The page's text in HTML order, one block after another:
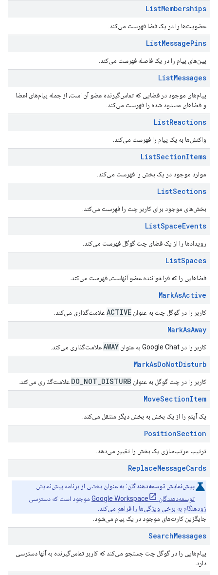
ListMemberships
عضویت‌ها را در یک فضا فهرست می‌کند.
ListMessagePins
پین‌های پیام را در یک فاصله فهرست می‌کند.
ListMessages
پیام‌های موجود در فضایی که تماس‌گیرنده عضو آن است، از جمله پیام‌های اعضا
و فضاهای مسدود شده را فهرست می‌کند.
ListReactions
واکنش‌ها به یک پیام را فهرست می‌کند.
ListSectionItems
موارد موجود در یک بخش را فهرست می‌کند.
ListSections
بخش‌های موجود برای کاربر چت را فهرست می‌کند.
ListSpaceEvents
رویدادها را از یک فضای چت گوگل فهرست می‌کند.
ListSpaces
فضاهایی را که فراخواننده عضو آنهاست، فهرست می‌کند.
MarkAsActive
کاربر را در گوگل چت به عنوان ACTIVEعلامت‌گذاری می‌کند.
MarkAsAway
کاربر را در Google Chat به عنوان AWAYعلامت‌گذاری می‌کند.
MarkAsDoNotDisturb
کاربر را در چت گوگل به عنوان DO NOT DISTURB علامت‌گذاری می‌کند.
MoveSectionItem
یک آیتم را از یک بخش به بخش دیگر منتقل می‌کند.
PositionSection
ترتیب مرتب‌سازی یک بخش را تغییر می‌دهد.
ReplaceMessageCards
پیش‌نمایش توسعه‌دهندگان: به عنوان بخشی از برنامه پیش‌نمایش
توسعه‌دهندگان Google Workspace
موجود است که دسترسی
زودهنگام به برخی ویژگی‌ها را فراهم می‌کند.
جایگزین کارت‌های موجود در یک پیام می‌شود.
SearchMessages
پیام‌هایی را در گوگل چت جستجو می‌کند که کاربر تماس‌گیرنده به آنها دسترسی
دارد.